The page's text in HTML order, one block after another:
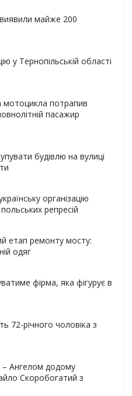
майже 200
у Тернопільській області
мотоцикла потрапив
пасажир
будівлю на вулиці
організацію
репресій
етап ремонту мосту:
одяг
фірма, яка фігурує в
72-річного чоловіка з
– Ангелом додому
Скоробогатий з